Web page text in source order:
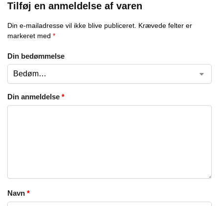
Tilføj en anmeldelse af varen
Din e-mailadresse vil ikke blive publiceret. Krævede felter er
markeret med *
Din bedømmelse
Din anmeldelse *
Navn *